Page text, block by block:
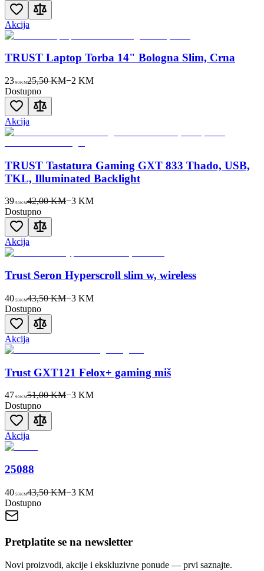
Akcija
TRUST Laptop Torba 14" Bologna Slim, Crna
23 90KM25,50 KM−2 KM
Dostupno
Akcija
TRUST Tastatura Gaming GXT 833 Thado, USB,
TKL, Illuminated Backlight
39 50KM42,00 KM−3KM
Dostupno
Akcija
Trust Seron Hyperscroll slim w, wireless
40 50KM43,50 KM−3KM
Dostupno
Akcija
Trust GXT121 Felox+ gaming miš
47 90KM51,00 KM−3KM
Dostupno
Akcija
25088
40 50KM43,50 KM−3KM
Dostupno
Pretplatite se na newsletter
Novi proizvodi, akcije i ekskluzivne ponude — prvi saznajte.